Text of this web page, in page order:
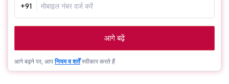
+91
आगे बढ़ें
आगे बढ़ने पर, आपनियम व शर्तेंस्वीकार करते हैं